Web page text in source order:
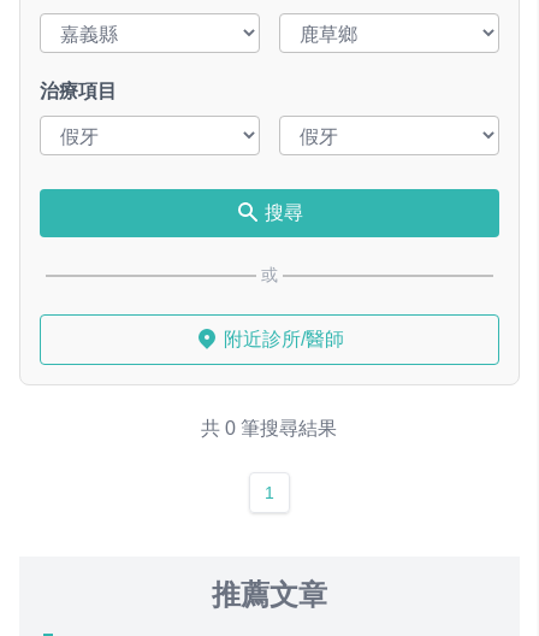
治療項目
搜尋
或
附近診所/醫師
共 0 筆搜尋結果
1
推薦文章